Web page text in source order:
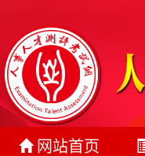
网站首页